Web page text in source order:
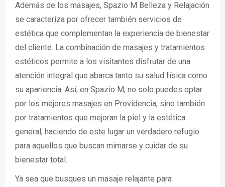
Además de los masajes, Spazio M Belleza y Relajación
se caracteriza por ofrecer también servicios de
estética que complementan la experiencia de bienestar
del cliente. La combinación de masajes y tratamientos
estéticos permite a los visitantes disfrutar de una
atención integral que abarca tanto su salud física como
su apariencia. Así, en Spazio M, no solo puedes optar
por los mejores masajes en Providencia, sino también
por tratamientos que mejoran la piel y la estética
general, haciendo de este lugar un verdadero refugio
para aquellos que buscan mimarse y cuidar de su
bienestar total.
Ya sea que busques un masaje relajante para